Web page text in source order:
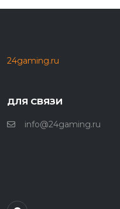
24gaming.ru
ДЛЯ СВЯЗИ
info@24gaming.ru